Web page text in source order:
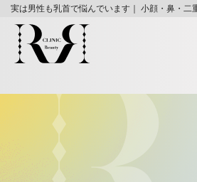
実は男性も乳首で悩んでいます｜ 小顔・鼻・